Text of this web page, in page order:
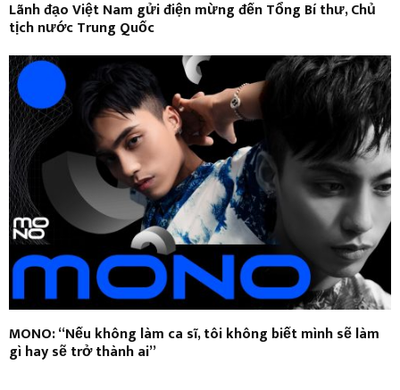
Lãnh đạo Việt Nam gửi điện mừng đến Tổng Bí thư, Chủ
tịch nước Trung Quốc
MONO: “Nếu không làm ca sĩ, tôi không biết mình sẽ làm
gì hay sẽ trở thành ai”